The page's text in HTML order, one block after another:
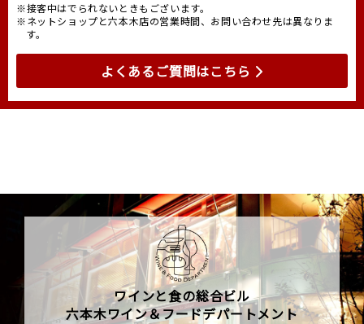
※接客中はでられないときもございます。
※ネットショップと六本木店の営業時間、お問い合わせ先は異なりま
す。
よくあるご質問はこちら
ワインと食の総合ビル
六本木ワイン＆フードデパートメント